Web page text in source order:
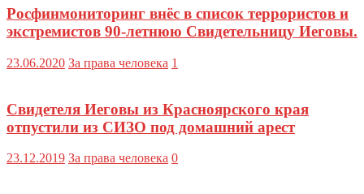
Росфинмониторинг внёс в список террористов и
экстремистов 90-летнюю Свидетельницу Иеговы.
23.06.2020 За права человека 1
Свидетеля Иеговы из Красноярского края
отпустили из СИЗО под домашний арест
23.12.2019 За права человека 0